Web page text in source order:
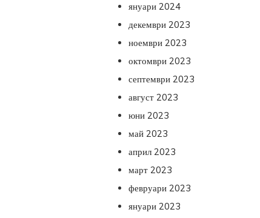
януари 2024
декември 2023
ноември 2023
октомври 2023
септември 2023
август 2023
юни 2023
май 2023
април 2023
март 2023
февруари 2023
януари 2023